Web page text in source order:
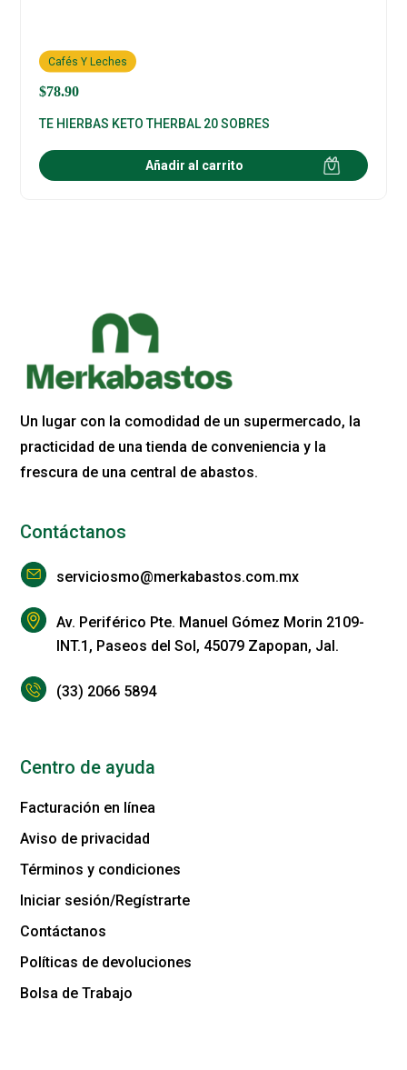
$78.90
Cafés Y Leches
TE HIERBAS KETO THERBAL 20 SOBRES
Añadir al carrito
Un lugar con la comodidad de un supermercado, la
practicidad de una tienda de conveniencia y la
frescura de una central de abastos.
Contáctanos
serviciosmo@merkabastos.com.mx
Av. Periférico Pte. Manuel Gómez Morin 2109-
INT.1, Paseos del Sol, 45079 Zapopan, Jal.
(33) 2066 5894
Centro de ayuda
Facturación en línea
Aviso de privacidad
Términos y condiciones
Iniciar sesión/Regístrarte
Contáctanos
Políticas de devoluciones
Bolsa de Trabajo